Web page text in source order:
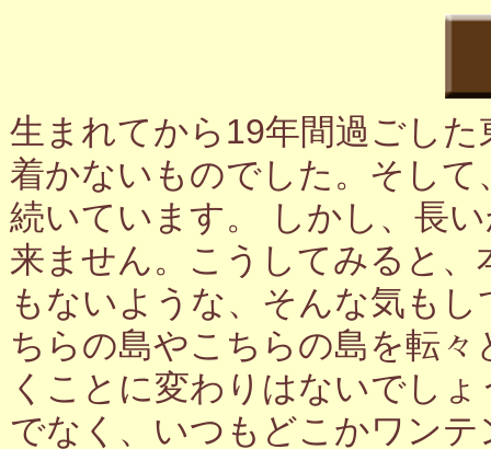
生まれてから19年間過ごし
着かないものでした。そし
続いています。 しかし、長
来ません。こうしてみると
もないような、そんな気も
ちらの島やこちらの島を転
くことに変わりはないでし
でなく、いつもどこかワン